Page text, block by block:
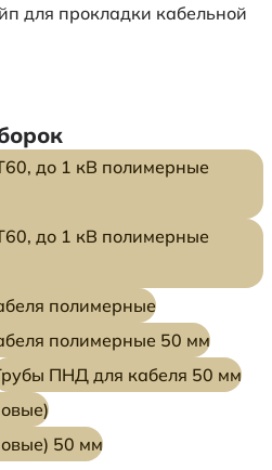
для прокладки кабельной
до 1 кВ полимерные
до 1 кВ полимерные
полимерные
полимерные 50 мм
ПНД для кабеля 50 мм
50 мм